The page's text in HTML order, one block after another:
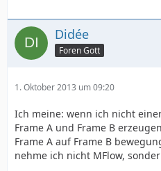
Didée
Foren Gott
1. Oktober 2013 um 09:20
Ich meine: wenn ich nicht
Frame A und Frame B
Frame A auf Frame B
nehme ich nicht MFlow,